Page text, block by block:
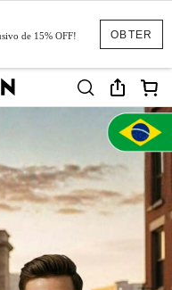
OBTER
de 15% OFF!